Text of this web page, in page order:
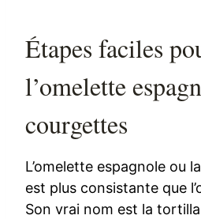
Étapes faciles
l’omelette
courgettes
L’omelette espagnole ou
est plus consistante que
Son vrai nom est la